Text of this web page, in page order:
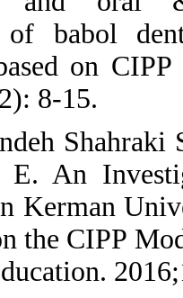
departments
perspective
Res;2018:
18.
S, & Nouhi
Curriculum in
Iran, Based on
of Medical